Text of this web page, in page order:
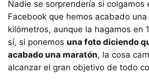
Nadie se sorprendería si colgamos
Facebook que hemos acabado
kilómetros, aunque la hagamos en
sí, si ponemos una foto diciendo
acabado una maratón, la cosa
alcanzar el gran objetivo de todo